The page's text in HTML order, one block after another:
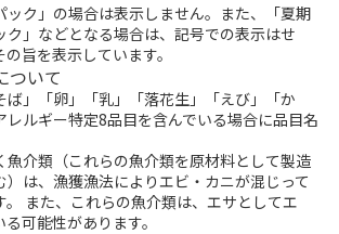
ック」の場合は表示しません。また、「夏期
ク」などとなる場合は、記号での表示はせ
旨を表示しています。
ついて
ば」「卵」「乳」「落花生」「えび」「か
レルギー特定8品目を含んでいる場合に品目名
介類（これらの魚介類を原材料として製造
）は、漁獲漁法によりエビ・カニが混じって
。 また、これらの魚介類は、エサとしてエ
可能性があります。